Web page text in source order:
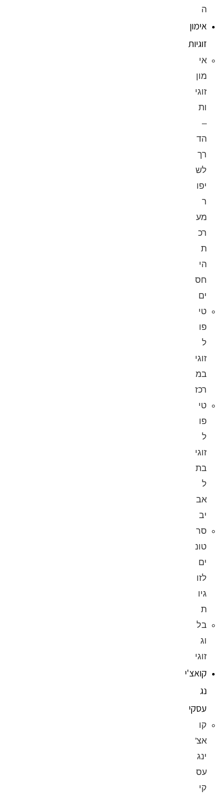
ה
אימון
זוגיות
אי
מון
זוגי
ות
–
הד
רך
לש
יפו
ר
מע
רכ
ת
הי
חס
ים
טי
פו
ל
זוגי
במ
רכז
טי
פו
ל
זוגי
בת
ל
אב
יב
סר
טונ
ים
לזו
גיו
ת
בל
וג
זוגי
קואצ'י
נג
עסקי
קו
אצ'
ינג
עס
קי